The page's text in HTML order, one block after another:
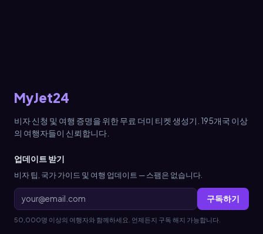
MyJet24
비자 신청 및 여행 증명을 위한 무료 더미 티켓 생성기. 195개국 이상
의 여행자들이 신뢰합니다.
업데이트 받기
비자 팁, 국가 가이드 및 여행 업데이트 — 스팸은 없습니다.
구독하기
50,000명 이상의 여행자와 함께하세요. 언제든지 구독 해지 가능합니다.